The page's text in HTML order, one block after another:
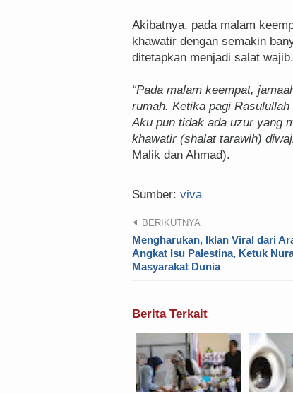
Akibatnya, pada malam
khawatir dengan semakin
ditetapkan menjadi salat wajib.
“Pada malam keempat,
rumah. Ketika pagi
Aku pun tidak ada uzur yang
khawatir (shalat tarawih)
Malik dan Ahmad).
Sumber: viva
BERIKUTNYA
Mengharukan, Iklan Viral dari
Angkat Isu Palestina, Ketuk
Masyarakat Dunia
Berita Terkait